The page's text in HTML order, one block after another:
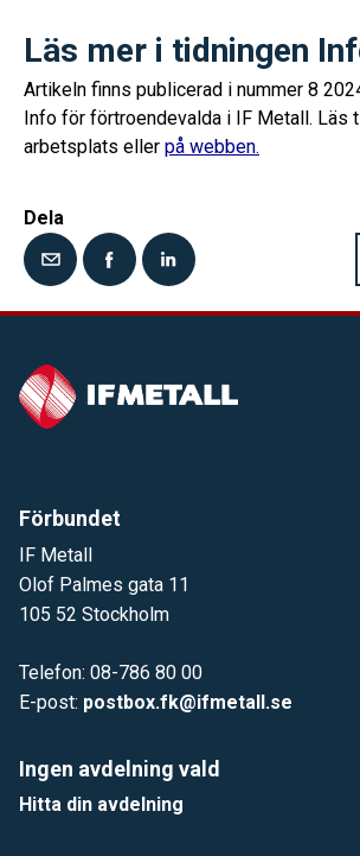
Läs mer i tidningen
Artikeln finns publicerad i nummer 8
Info för förtroendevalda i IF Metall. Läs
arbetsplats eller på webben.
Dela
Förbundet
IF Metall
Olof Palmes gata 11
105 52 Stockholm
Telefon: 08-786 80 00
E-post: postbox.fk@ifmetall.se
Ingen avdelning vald
Hitta din avdelning